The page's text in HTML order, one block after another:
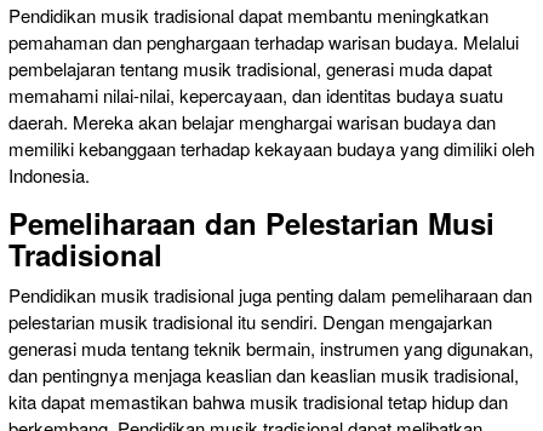
Pendidikan musik tradisional dapat membantu meningkatkan
pemahaman dan penghargaan terhadap warisan budaya. Melalui
pembelajaran tentang musik tradisional, generasi muda dapat
memahami nilai-nilai, kepercayaan, dan identitas budaya suatu
daerah. Mereka akan belajar menghargai warisan budaya dan
memiliki kebanggaan terhadap kekayaan budaya yang dimiliki oleh
Indonesia.
Pemeliharaan dan Pelestarian Musi
Tradisional
Pendidikan musik tradisional juga penting dalam pemeliharaan dan
pelestarian musik tradisional itu sendiri. Dengan mengajarkan
generasi muda tentang teknik bermain, instrumen yang digunakan,
dan pentingnya menjaga keaslian dan keaslian musik tradisional,
kita dapat memastikan bahwa musik tradisional tetap hidup dan